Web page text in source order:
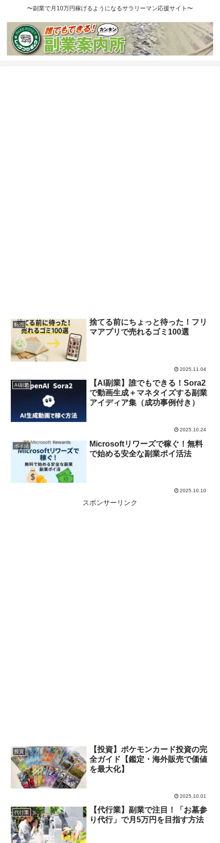
〜副業で月10万円稼げるようになるサラリーマン応援サイト〜
転売
捨てる前にちょっと待った！フリ
マアプリで売れるゴミ100選
2025.11.04
AI副業
【AI副業】誰でもできる！Sora2
で動画生成＋マネタイズする副業
アイディア集（成功事例付き）
2025.10.24
ポイ活
Microsoftリワーズで稼ぐ！無料
で始める安全な副業ポイ活法
2025.10.10
スポンサーリンク
投資
【投資】ポケモンカード投資の完
全ガイド【鑑定・海外販売で価値
を最大化】
2025.10.01
代行業
【代行業】副業で注目！「お墓参
り代行」で月5万円を目指す方法